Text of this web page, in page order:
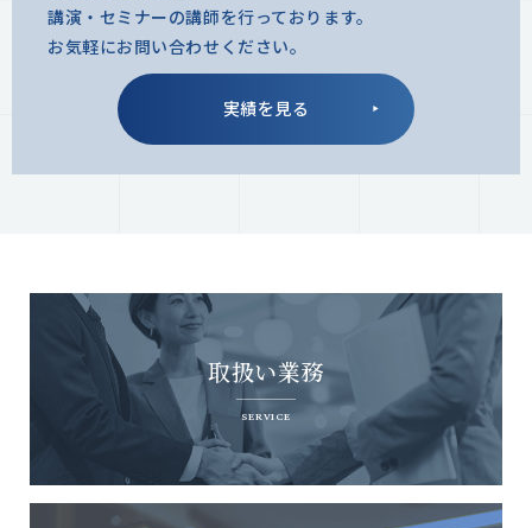
講演・セミナーの講師を⾏っております。
お気軽にお問い合わせください。
実績を見る
取扱い業務
SERVICE